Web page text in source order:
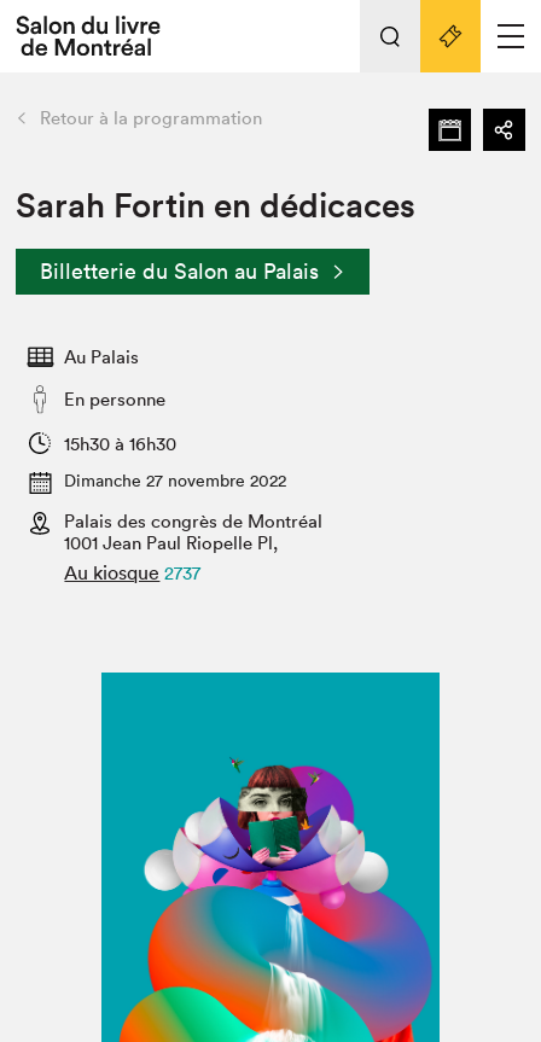
Espace exposant⋅e⋅s
Espace enseignant·e·s
Espace médias
L'événement
Préparer sa visite au Salon
Actualités
SLM PRO
retour Nos activités
Préparer sa visite
Salon dans la ville et en ligne
Projets partenaires
Liens pratiques
Retour à la programmation
Sarah Fortin en dédicaces
Billetterie du Salon au Palais
Au Palais
En personne
15h30 à 16h30
Dimanche 27 novembre 2022
Palais des congrès de Montréal
1001 Jean Paul Riopelle Pl,
Au kiosque 2737